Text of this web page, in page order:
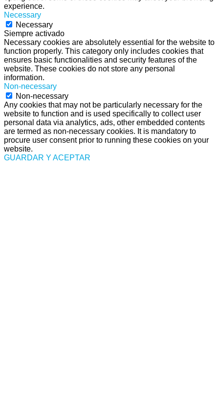
experience.
Necessary
Necessary
Siempre activado
Necessary cookies are absolutely essential for the website to
function properly. This category only includes cookies that
ensures basic functionalities and security features of the
website. These cookies do not store any personal
information.
Non-necessary
Non-necessary
Any cookies that may not be particularly necessary for the
website to function and is used specifically to collect user
personal data via analytics, ads, other embedded contents
are termed as non-necessary cookies. It is mandatory to
procure user consent prior to running these cookies on your
website.
GUARDAR Y ACEPTAR